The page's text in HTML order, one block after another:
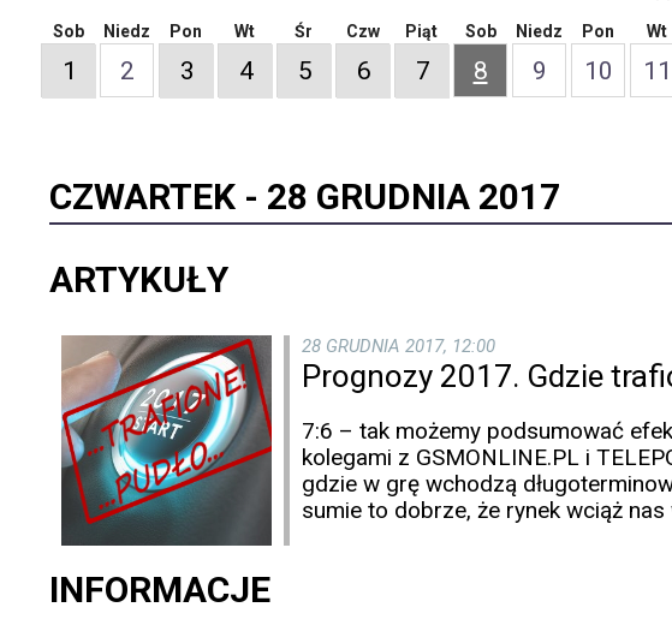
Sob
1
Niedz
2
Pon
3
Wt
4
Śr
5
Czw
6
Piąt
7
Sob
8
Niedz
9
Pon
10
Wt
11
CZWARTEK - 28 GRUDNIA 2017
ARTYKUŁY
28 GRUDNIA 2017, 12:00
Prognozy 2017. Gdzie
7:6 – tak możemy podsumować
kolegami z GSMONLINE.PL i
gdzie w grę wchodzą
sumie to dobrze, że rynek wciąż
INFORMACJE